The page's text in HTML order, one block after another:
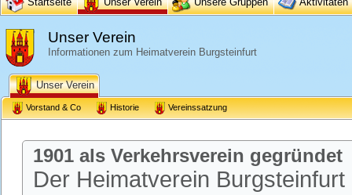
Unser Verein
Informationen zum Heimatverein Burgsteinfurt
Unser Verein
Vorstand & Co Historie Vereinssatzung
1901 als Verkehrsverein gegründet
Der Heimatverein Burgsteinfurt